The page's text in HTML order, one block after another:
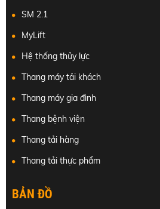
SM 2.1
MyLift
Hệ thống thủy lực
Thang máy tải khách
Thang máy gia đình
Thang bệnh viện
Thang tải hàng
Thang tải thực phẩm
BẢN ĐỒ